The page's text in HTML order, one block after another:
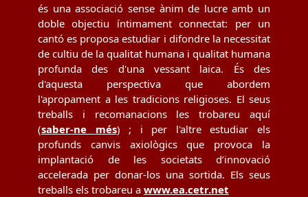
és una associació sense ànim de lucre amb un
doble objectiu íntimament connectat: per un
cantó es proposa estudiar i difondre la necessitat
de cultiu de la qualitat humana i qualitat humana
profunda des d'una vessant laica. És des
d'aquesta perspectiva que abordem
l'apropament a les tradicions religioses. El seus
treballs i recomanacions les trobareu aquí
(saber-ne més) ; i per l'altre estudiar els
profunds canvis axiològics que provoca la
implantació de les societats d’innovació
accelerada per donar-los una sortida. Els seus
treballs els trobareu a www.ea.cetr.net